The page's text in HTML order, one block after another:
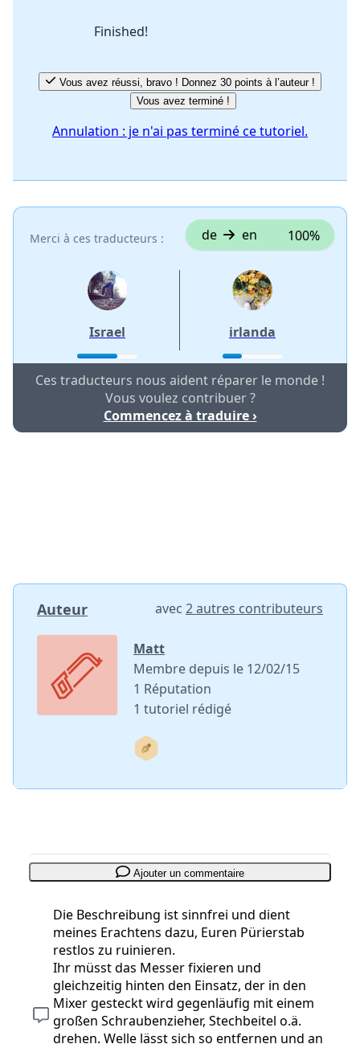
Finished!
Vous avez réussi, bravo ! Donnez 30 points à l’auteur !
Vous avez terminé !
Annulation : je n'ai pas terminé ce tutoriel.
Merci à ces traducteurs : de en 100%
Israel irlanda
Ces traducteurs nous aident réparer le monde !
Vous voulez contribuer ?
Commencez à traduire ›
Auteur avec 2 autres contributeurs
Matt
Membre depuis le 12/02/15
1 Réputation
1 tutoriel rédigé
Ajouter un commentaire
Die Beschreibung ist sinnfrei und dient
meines Erachtens dazu, Euren Pürierstab
restlos zu ruinieren.
Ihr müsst das Messer fixieren und
gleichzeitig hinten den Einsatz, der in den
Mixer gesteckt wird gegenläufig mit einem
großen Schraubenzieher, Stechbeitel o.ä.
drehen. Welle lässt sich so entfernen und an